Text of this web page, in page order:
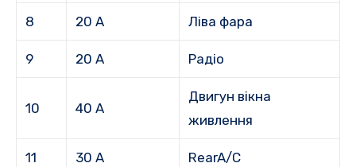
8 20 А Ліва фара
9 20 А Радіо
10 40 А
Двигун вікна
живлення
11 30 А RearA/C